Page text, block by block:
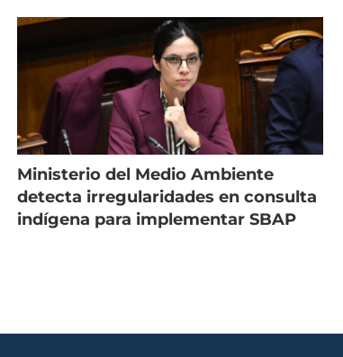
Ministerio del Medio Ambiente
detecta irregularidades en consulta
indígena para implementar SBAP